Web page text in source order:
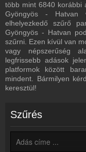
Bejelentkezés
Hozz létre saját fiókot!
Most szól
Tudd meg mi szólt eddig
Frekvenciák
Rádió 1 Eger -
Műsorújság
Webkamera
Rádió 1 Eger -
Hírek
Rádió 1 Eger -
több mint 6840 korábbi
Gyöngyös - Hatvan
elhelyezkedő szűrő
Gyöngyös - Hatvan
szűrni. Ezen kívül van
vagy népszerűség
legfrissebb adások
platformok között
mindent. Bármilyen
keresztül!
Szűrés